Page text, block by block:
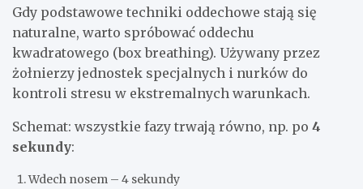
Gdy podstawowe techniki oddechowe stają się
naturalne, warto spróbować oddechu
kwadratowego (box breathing). Używany przez
żołnierzy jednostek specjalnych i nurków do
kontroli stresu w ekstremalnych warunkach.
Schemat: wszystkie fazy trwają równo, np. po 4
sekundy:
Wdech nosem – 4 sekundy